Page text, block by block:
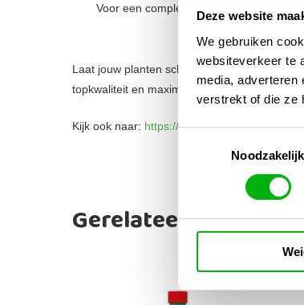
Deze website
We gebruiken
websiteverkeer te
media, adverteren
verstrekt of die ze
Noodzakelijk
Voor een complete en gebalanceerde
Laat jouw planten schitteren in de bloeifase
topkwaliteit en maximale resultaten
Kijk ook naar: https://unigarden.nl/product-
Gerelateerde